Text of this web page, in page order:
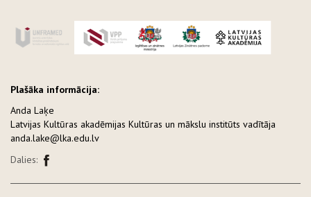
Plašāka informācija:
Anda Laķe
Latvijas Kultūras akadēmijas Kultūras un mākslu institūts vadītāja
anda.lake@lka.edu.lv
Dalies: